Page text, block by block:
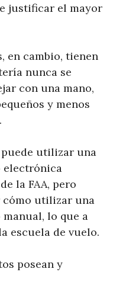
justificar el mayor
en cambio, tienen
nunca se
con una mano,
y menos
puede utilizar una
electrónica
la FAA, pero
cómo utilizar una
lo que a
escuela de vuelo.
posean y